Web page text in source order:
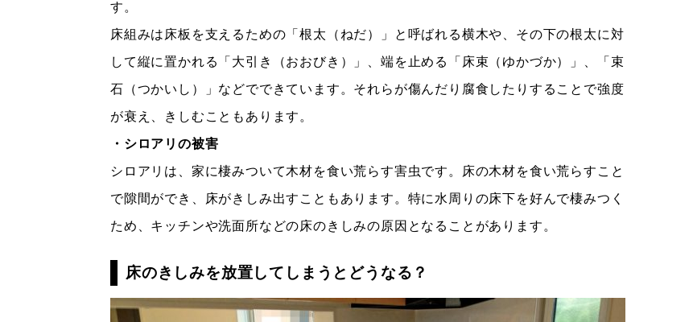
す。
床組みは床板を支えるための「根太（ねだ）」と呼ばれる横木や、その下の根太に対
して縦に置かれる「大引き（おおびき）」、端を止める「床束（ゆかづか）」、「束
石（つかいし）」などでできています。それらが傷んだり腐食したりすることで強度
が衰え、きしむこともあります。
・シロアリの被害
シロアリは、家に棲みついて木材を食い荒らす害虫です。床の木材を食い荒らすこと
で隙間ができ、床がきしみ出すこともあります。特に水周りの床下を好んで棲みつく
ため、キッチンや洗面所などの床のきしみの原因となることがあります。
床のきしみを放置してしまうとどうなる？